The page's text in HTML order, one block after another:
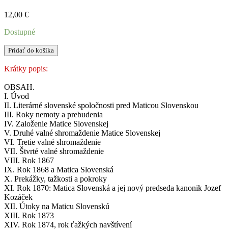
12,00 €
Dostupné
množstvo
DEJINY
MATICE
Pridať do košíka
Krátky popis:
OBSAH.
I. Úvod
II. Literárné slovenské spoločnosti pred Maticou Slovenskou
III. Roky nemoty a prebudenia
IV. Založenie Matice Slovenskej
V. Druhé valné shromaždenie Matice Slovenskej
VI. Tretie valné shromaždenie
VII. Štvrté valné shromaždenie
VIII. Rok 1867
IX. Rok 1868 a Matica Slovenská
X. Prekážky, tažkosti a pokroky
XI. Rok 1870: Matica Slovenská a jej nový predseda kanonik Jozef
Kozáček
XII. Útoky na Maticu Slovenskú
XIII. Rok 1873
XIV. Rok 1874, rok ťažkých navštívení